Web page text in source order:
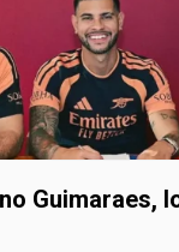
Guimaraes,